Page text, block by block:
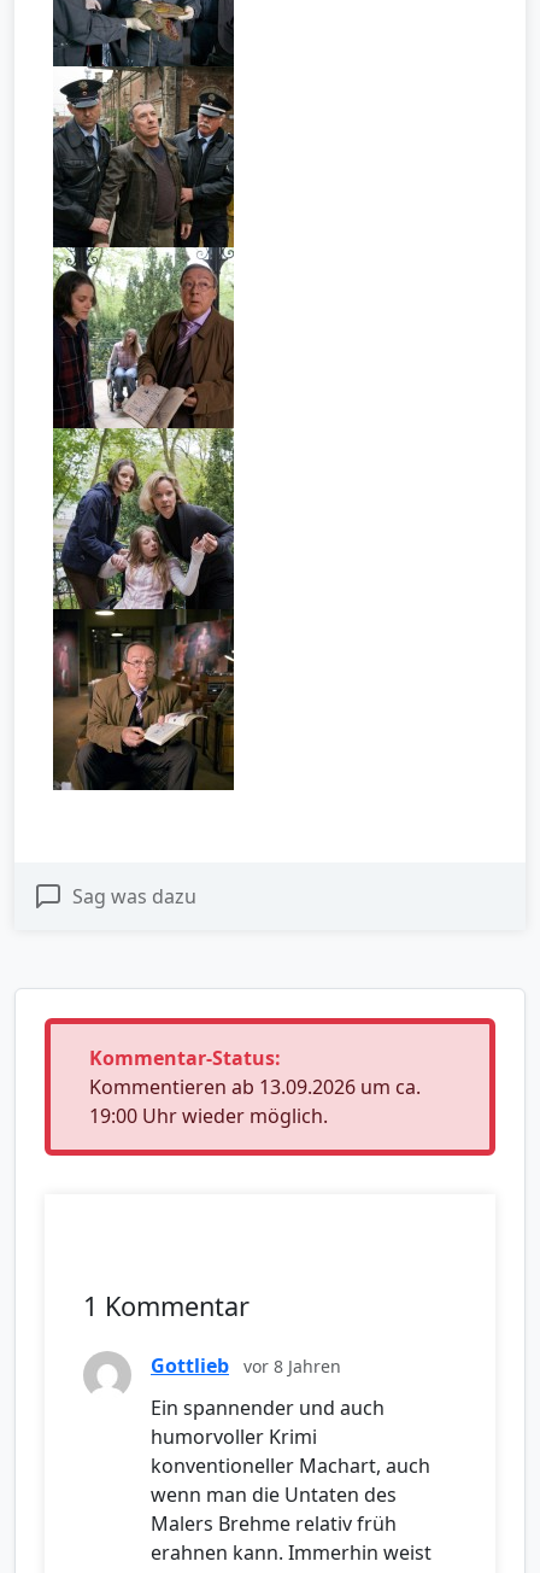
Sag was dazu
Kommentar-Status:
Kommentieren ab 13.09.2026 um ca.
19:00 Uhr wieder möglich.
1 Kommentar
Gottlieb vor 8 Jahren
Ein spannender und auch
humorvoller Krimi
konventioneller Machart, auch
wenn man die Untaten des
Malers Brehme relativ früh
erahnen kann. Immerhin weist